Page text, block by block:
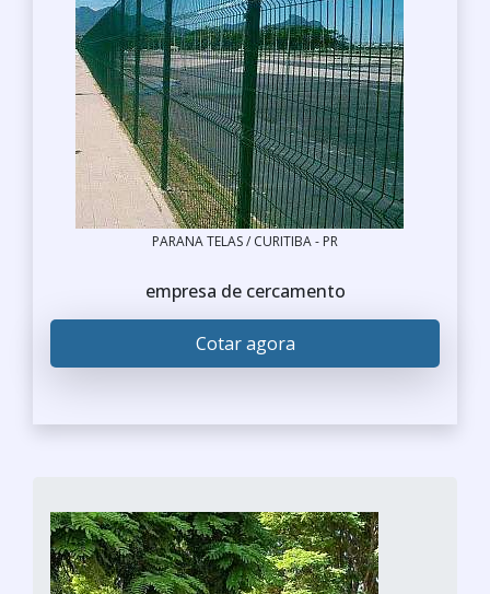
PARANA TELAS / CURITIBA - PR
empresa de cercamento
Cotar agora